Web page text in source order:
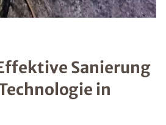
Sanierung
in